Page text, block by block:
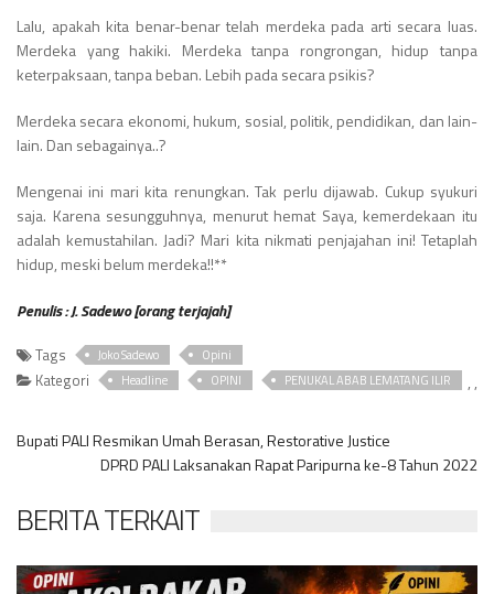
Lalu, apakah kita benar-benar telah merdeka pada arti secara luas.
Merdeka yang hakiki. Merdeka tanpa rongrongan, hidup tanpa
keterpaksaan, tanpa beban. Lebih pada secara psikis?
Merdeka secara ekonomi, hukum, sosial, politik, pendidikan, dan lain-
lain. Dan sebagainya..?
Mengenai ini mari kita renungkan. Tak perlu dijawab. Cukup syukuri
saja. Karena sesungguhnya, menurut hemat Saya, kemerdekaan itu
adalah kemustahilan. Jadi? Mari kita nikmati penjajahan ini! Tetaplah
hidup, meski belum merdeka!!**
Penulis : J. Sadewo [orang terjajah]
Tags Joko Sadewo Opini
Kategori Headline ,
OPINI ,
PENUKAL ABAB LEMATANG ILIR
Bupati PALI Resmikan Umah Berasan, Restorative Justice
DPRD PALI Laksanakan Rapat Paripurna ke-8 Tahun 2022
BERITA TERKAIT